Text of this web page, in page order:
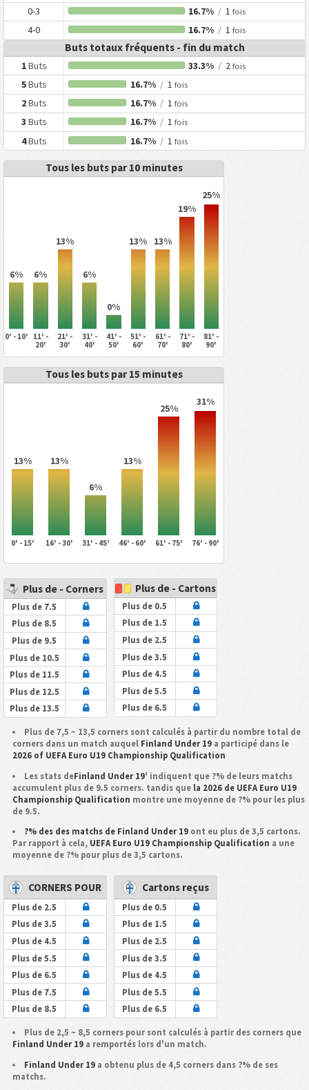
0-3 16.7% / 1fois
4-0 16.7% / 1fois
Buts totaux fréquents - fin du match
1Buts 33.3% / 2fois
5Buts 16.7% /1 fois
2Buts 16.7% /1 fois
3 Buts 16.7% /1 fois
4Buts 16.7% /1 fois
Tous les buts par 10 minutes
6% 6%
13%
6%
0%
13% 13%
19%
25%
0' - 10'
11' -
20'
21' -
30'
31' -
40'
41' -
50'
51' -
60'
61' -
70'
71' -
80'
81' -
90'
Tous les buts par 15 minutes
13% 13%
6%
13%
25%
31%
0' - 15' 16' - 30' 31' - 45' 46' - 60' 61' - 75' 76' - 90'
Plus de - Corners
Plus de 7.5
Plus de 8.5
Plus de 9.5
Plus de 10.5
Plus de 11.5
Plus de 12.5
Plus de 13.5
Plus de - Cartons
Plus de 0.5
Plus de 1.5
Plus de 2.5
Plus de 3.5
Plus de 4.5
Plus de 5.5
Plus de 6.5
Plus de 7,5 ~ 13,5 corners sont calculés à partir du nombre total de
corners dans un match auquel Finland Under 19a participé dans le
2026 of UEFA Euro U19 Championship Qualification
Les stats deFinland Under 19' indiquent que ?% de leurs matchs
accumulent plus de 9.5 corners. tandis que la 2026 de UEFA Euro U19
Championship Qualification montre une moyenne de ?% pour les plus
de 9.5.
?% des des matchs de Finland Under 19 ont eu plus de 3,5 cartons.
Par rapport à cela, UEFA Euro U19 Championship Qualification a une
moyenne de ?% pour plus de 3,5 cartons.
CORNERS POUR
Plus de 2.5
Plus de 3.5
Plus de 4.5
Plus de 5.5
Plus de 6.5
Plus de 7.5
Plus de 8.5
Cartons reçus
Plus de 0.5
Plus de 1.5
Plus de 2.5
Plus de 3.5
Plus de 4.5
Plus de 5.5
Plus de 6.5
Plus de 2,5 ~ 8,5 corners pour sont calculés à partir des corners que
Finland Under 19a remportés lors d'un match.
Finland Under 19 a obtenu plus de 4,5 corners dans ?% de ses
matchs.